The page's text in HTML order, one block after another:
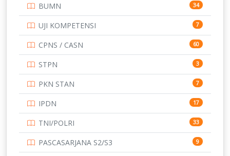
BUMN 34
UJI KOMPETENSI 7
CPNS / CASN 60
STPN 3
PKN STAN 7
IPDN 17
TNI/POLRI 33
PASCASARJANA S2/S3 9